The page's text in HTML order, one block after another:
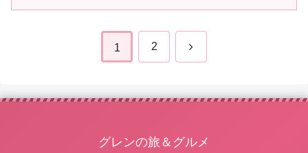
1 2 次
グレンの旅＆グルメ